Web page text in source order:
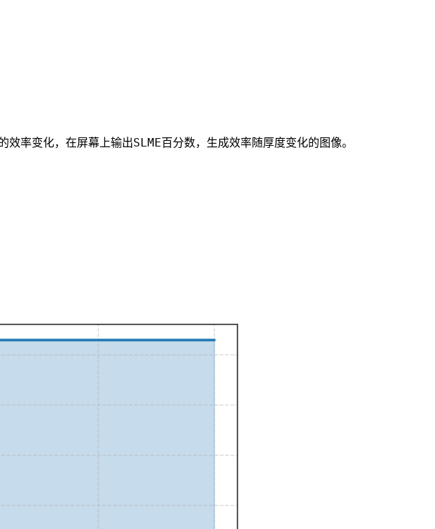
效率变化，在屏幕上输出SLME百分数，生成效率随厚度变化的图像。